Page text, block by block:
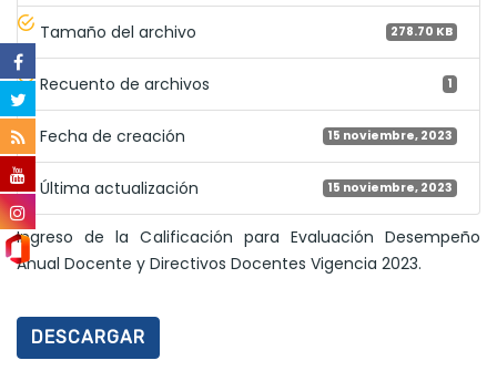
Tamaño del archivo 278.70 KB
Recuento de archivos 1
Fecha de creación 15 noviembre, 2023
Última actualización 15 noviembre, 2023
Ingreso de la Calificación para Evaluación Desempeño
Anual Docente y Directivos Docentes Vigencia 2023.
DESCARGAR